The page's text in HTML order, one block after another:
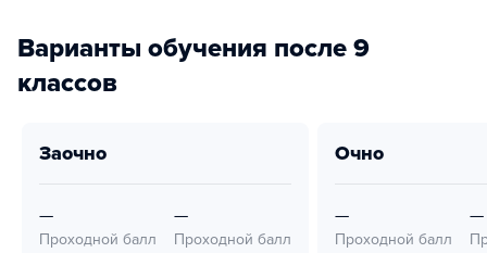
Варианты обучения после 9
классов
заочно
—
Проходной балл
—
Проходной балл
очно
—
Проходной балл
—